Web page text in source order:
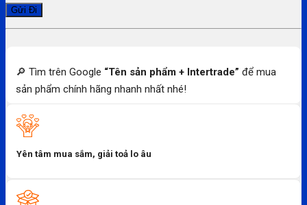
🔎 Tìm trên Google “Tên sản phẩm + Intertrade” để mua
sản phẩm chính hãng nhanh nhất nhé!
Yên tâm mua sắm, giải toả lo âu